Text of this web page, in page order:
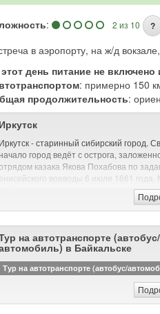
: 2 из 10 ?
в аэропорту, на ж/д
день питание не
: примерно 150
продолжительность:
Иркутск
Иркутск - старинный сибирский город.
город ведёт с острога,
казака Якова Похабова по
енисейского воеводы 6 июля 1661 года.
на берегу Ангары при впадении в неё
оказалось пригодным для земледелия и
водный путь обеспечивал
с Енисеем и Байкалом.
В день закладки острога Похабов
«Тут место самое лучшее, угожее для
скотинный выпуск, и сенные покосы, и
— все близко; а опроче того места
ставить негде: места степные и
на автотранспорте (автобус/
в Байкальске
Тур на автотранспорте (автобус/